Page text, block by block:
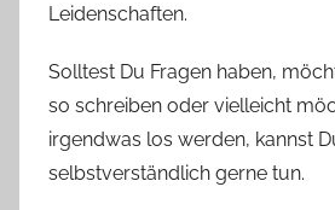
Leidenschaften.
Solltest Du Fragen haben,
so schreiben oder vielleicht
irgendwas los werden, kannst
selbstverständlich gerne tun.